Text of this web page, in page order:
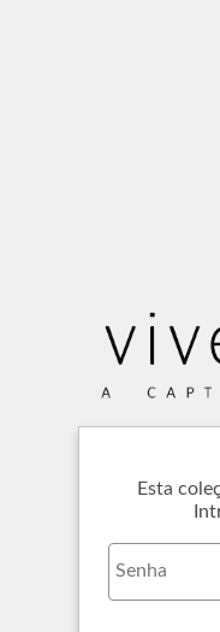
Esta